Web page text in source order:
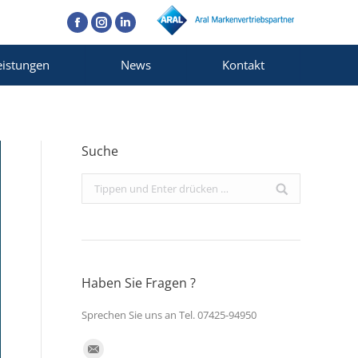
Facebook
InstagramLinkedin
News Kontakt
Suche
Search:
Haben Sie Fragen ?
Sprechen Sie uns an Tel. 07425-94950
Finden Sie uns auf: